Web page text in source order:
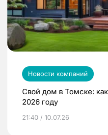
Новости компаний
Свой дом в Томске:
2026 году
21:40 / 10.07.26